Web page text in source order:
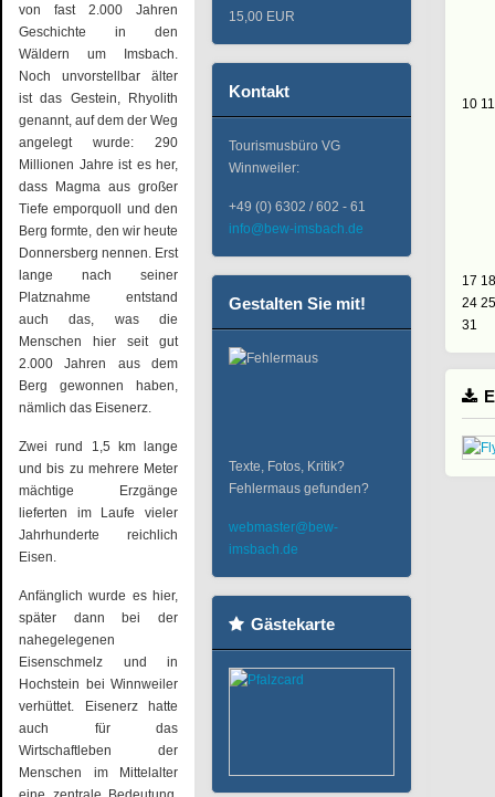
von fast 2.000 Jahren
Geschichte in den
Wäldern um Imsbach.
Noch unvorstellbar älter
ist das Gestein, Rhyolith
genannt, auf dem der Weg
angelegt wurde: 290
Millionen Jahre ist es her,
dass Magma aus großer
Tiefe emporquoll und den
Berg formte, den wir heute
Donnersberg nennen. Erst
lange nach seiner
Platznahme entstand
auch das, was die
Menschen hier seit gut
2.000 Jahren aus dem
Berg gewonnen haben,
nämlich das Eisenerz.
Zwei rund 1,5 km lange
und bis zu mehrere Meter
mächtige Erzgänge
lieferten im Laufe vieler
Jahrhunderte reichlich
Eisen.
Anfänglich wurde es hier,
später dann bei der
nahegelegenen
Eisenschmelz und in
Hochstein bei Winnweiler
verhüttet. Eisenerz hatte
auch für das
Wirtschaftleben der
Menschen im Mittelalter
15,00 EUR
Kontakt
Tourismusbüro VG
Winnweiler:
+49 (0) 6302 / 602 - 61
info@bew-imsbach.de
Gestalten Sie mit!
Texte, Fotos, Kritik?
Fehlermaus gefunden?
webmaster@bew-
imsbach.de
Gästekarte
10 11
17 18
24 25
31